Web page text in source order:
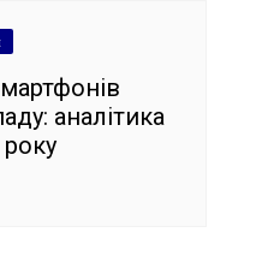
аналітика